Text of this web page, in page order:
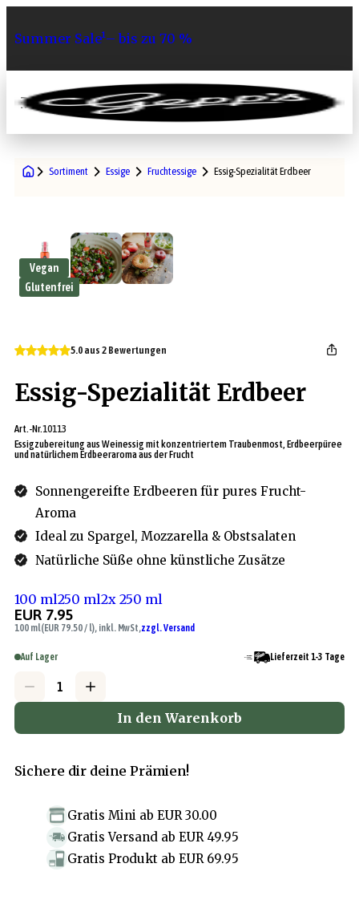
Summer Sale¹– bis zu 70 %
0
Sortiment Essige Fruchtessige Essig-Spezialität Erdbeer
Vegan
Glutenfrei
5.0 aus 2 Bewertungen
Essig-Spezialität Erdbeer
Art.-Nr.10113
Essigzubereitung aus Weinessig mit konzentriertem Traubenmost, Erdbeerpüree
und natürlichem Erdbeeraroma aus der Frucht
Sonnengereifte Erdbeeren für pures Frucht-
Aroma
Ideal zu Spargel, Mozzarella & Obstsalaten
Natürliche Süße ohne künstliche Zusätze
100 ml250 ml2x 250 ml
EUR 7.95
100 ml(EUR 79.50 / l), inkl. MwSt,zzgl. Versand
Auf Lager Lieferzeit 1-3 Tage
In den Warenkorb
Sichere dir deine Prämien!
Gratis Mini ab EUR 30.00
Gratis Versand ab EUR 49.95
Gratis Produkt ab EUR 69.95